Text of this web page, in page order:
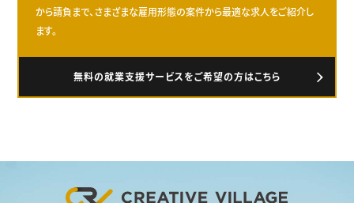
から請負まで、さまざまな雇用形態の案件から最適な求人をご紹介し
ます。
無料の就業支援サービスをご希望の方はこちら